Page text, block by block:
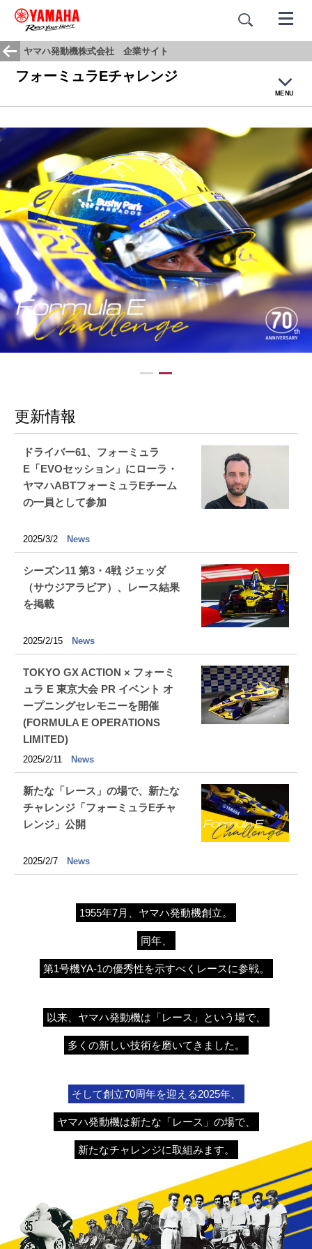
ヤマハ発動機株式会社 企業サイト
フォーミュラEチャレンジ
MENU
フォーミュラEとは
マシン紹介
チーム・ドライバー紹介
レース結果・ニュース
更新情報
ドライバー61、フォーミュラ
E「EVOセッション」にローラ・
ヤマハABTフォーミュラEチーム
の一員として参加
2025/3/2 News
シーズン11 第3・4戦 ジェッダ
（サウジアラビア）、レース結果
を掲載
2025/2/15 News
TOKYO GX ACTION × フォーミ
ュラ E 東京大会 PR イベント オ
ープニングセレモニーを開催
(FORMULA E OPERATIONS
LIMITED)
2025/2/11 News
新たな「レース」の場で、新たな
チャレンジ「フォーミュラEチャ
レンジ」公開
2025/2/7 News
1955年7月、ヤマハ発動機創立。
同年、
第1号機YA-1の優秀性を示すべくレースに参戦。
以来、ヤマハ発動機は「レース」という場で、
多くの新しい技術を磨いてきました。
そして創立70周年を迎える2025年、
ヤマハ発動機は新たな「レース」の場で、
新たなチャレンジに取組みます。